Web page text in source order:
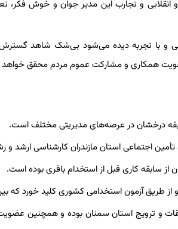
و تجارب این مدیر جوان و خوش فکر،
و با تجربه دیده می‌شود بی‌شک شاهد
تقویت همکاری و مشارکت عموم مردم محقق
درخشان در عرصه‌های مدیریتی مختلف است.
اجتماعی استان مازندران کارشناسی ارشد
تحقیقات و ترویج استان سمنان بوده و